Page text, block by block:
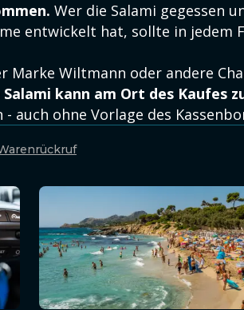
Wer die Salami gegessen
entwickelt hat, sollte in jedem
Marke Wiltmann oder andere
Salami kann am Ort des Kaufes
auch ohne Vorlage des